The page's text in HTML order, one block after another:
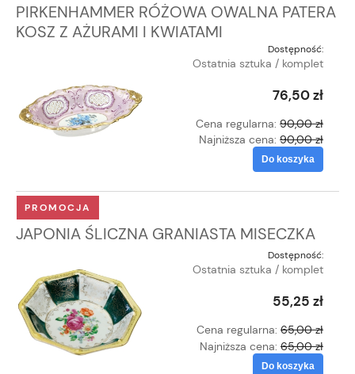
PIRKENHAMMER RÓŻOWA OWALNA PATERA
KOSZ Z AŻURAMI I KWIATAMI
Dostępność:
Ostatnia sztuka / komplet
76,50 zł
Cena regularna: 90,00 zł
Najniższa cena: 90,00 zł
Do koszyka
JAPONIA ŚLICZNA GRANIASTA MISECZKA
Dostępność:
Ostatnia sztuka / komplet
55,25 zł
Cena regularna: 65,00 zł
Najniższa cena: 65,00 zł
Do koszyka
PROMOCJA